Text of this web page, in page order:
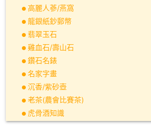
高麗人蔘/燕窩
龍銀紙鈔郵幣
翡翠玉石
雞血石/壽山石
鑽石名錶
名家字畫
沉香/紫砂壺
老茶(農會比賽茶)
虎骨酒知識